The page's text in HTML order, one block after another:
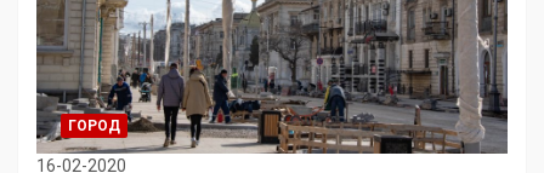
ГОРОД
16-02-2020